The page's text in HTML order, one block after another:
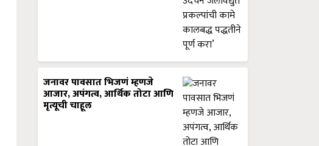
जनावर पावसात भिजणं म्हणजे
आजार, अपंगत्व, आर्थिक तोटा आणि
मृत्यूची चाहूल